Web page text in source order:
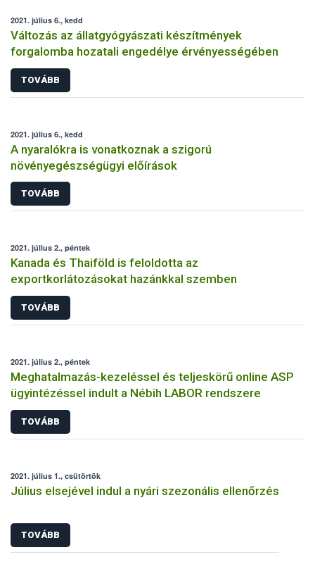
2021. július 6., kedd
Változás az állatgyógyászati készítmények
forgalomba hozatali engedélye érvényességében
TOVÁBB
2021. július 6., kedd
A nyaralókra is vonatkoznak a szigorú
növényegészségügyi előírások
TOVÁBB
2021. július 2., péntek
Kanada és Thaiföld is feloldotta az
exportkorlátozásokat hazánkkal szemben
TOVÁBB
2021. július 2., péntek
Meghatalmazás-kezeléssel és teljeskörű online ASP
ügyintézéssel indult a Nébih LABOR rendszere
TOVÁBB
2021. július 1., csütörtök
Július elsejével indul a nyári szezonális ellenőrzés
TOVÁBB